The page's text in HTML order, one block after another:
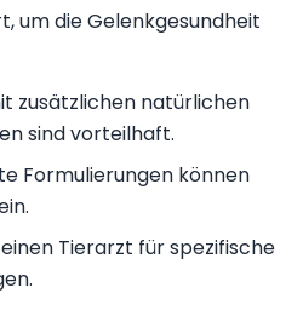
um die Gelenkgesundheit
zusätzlichen natürlichen
sind vorteilhaft.
Formulierungen können
Tierarzt für spezifische